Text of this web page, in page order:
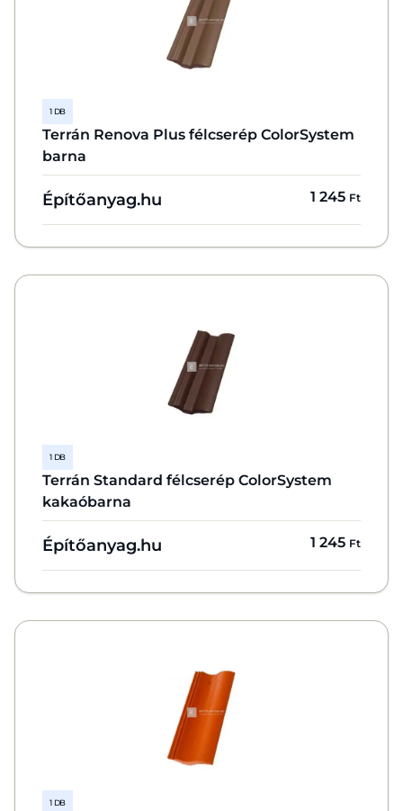
1 DB
Terrán Renova Plus félcserép ColorSystem
barna
Építőanyag.hu 1 245 Ft
1 DB
Terrán Standard félcserép ColorSystem
kakaóbarna
Építőanyag.hu 1 245 Ft
1 DB